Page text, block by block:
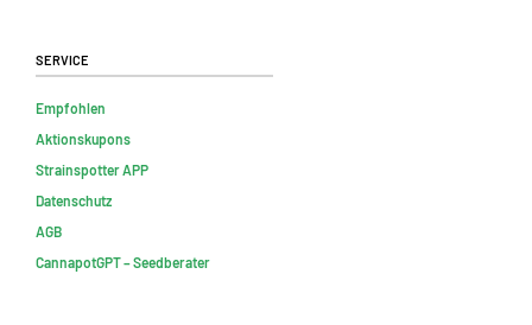
Service
Empfohlen
Aktionskupons
Strainspotter APP
Datenschutz
AGB
CannapotGPT – Seedberater